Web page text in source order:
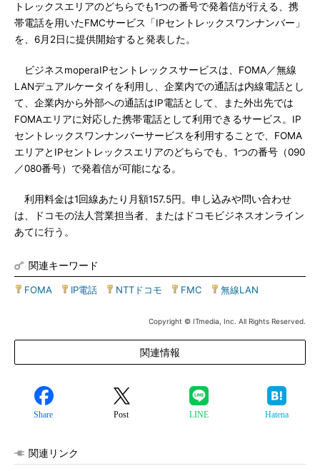
トレックスエリアのどちらでも1つの番号で発着信が行える、携
帯電話を用いたFMCサービス「IPセントレックスワンナンバー」
を、6月2日に提供開始すると発表した。
ビジネスmoperaIPセントレックスサービスは、FOMA／無線
LANデュアルケータイを利用し、企業内での通話は内線電話とし
て、企業内から外部への通話はIP電話として、また外出先では
FOMAエリアに対応した携帯電話として利用できるサービス。IP
セントレックスワンナンバーサービスを利用することで、FOMA
エリアとIPセントレックスエリアのどちらでも、1つの番号（090
／080番号）で発着信が可能になる。
利用料金は1回線あたり月額157.5円。申し込みや問い合わせ
は、ドコモの法人営業担当者、またはドコモビジネスオンライン
あてに行う。
関連キーワード
FOMA IP電話 NTTドコモ FMC 無線LAN
Copyright © ITmedia, Inc. All Rights Reserved.
関連情報
Share Post LINE Hatena
関連リンク